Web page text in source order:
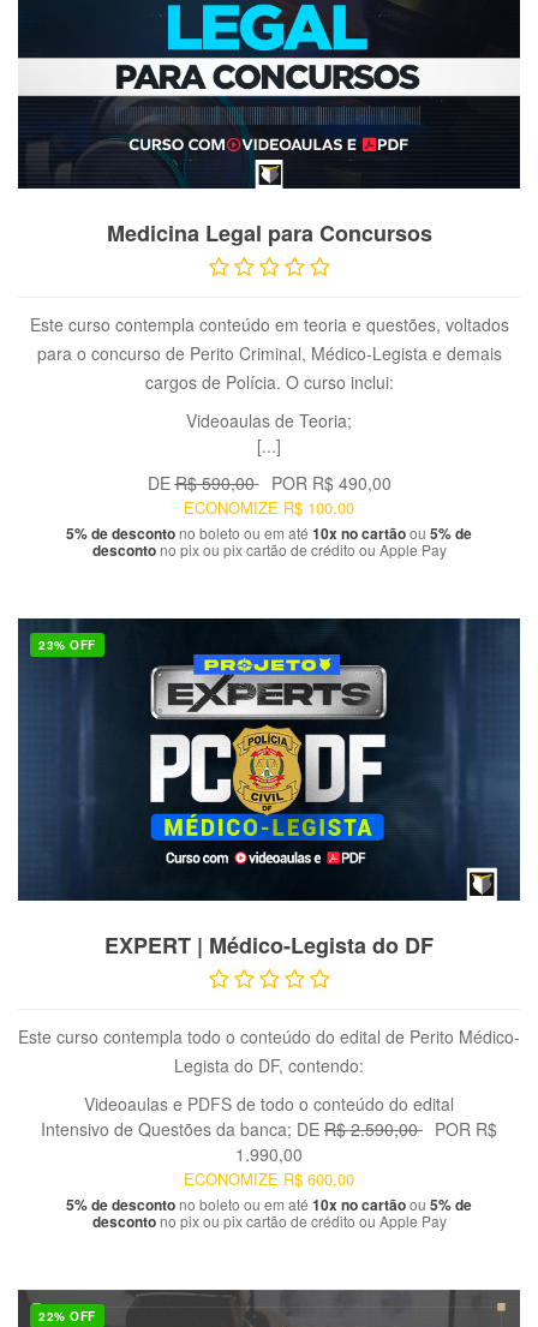
Medicina Legal para Concursos
Este curso contempla conteúdo em teoria e questões, voltados
para o concurso de Perito Criminal, Médico-Legista e demais
cargos de Polícia. O curso inclui:
Videoaulas de Teoria;
[...]
DE R$ 590,00 POR R$ 490,00
ECONOMIZE R$ 100,00
5% de descontono boleto ou em até 10x no cartãoou 5% de
descontono pix ou pix cartão de crédito ou Apple Pay
23% OFF
EXPERT | Médico-Legista do DF
Este curso contempla todo o conteúdo do edital de Perito Médico-
Legista do DF, contendo:
Videoaulas e PDFS de todo o conteúdo do edital
Intensivo de Questões da banca; DE R$ 2.590,00 POR R$
1.990,00
ECONOMIZE R$ 600,00
5% de descontono boleto ou em até 10x no cartãoou 5% de
descontono pix ou pix cartão de crédito ou Apple Pay
22% OFF